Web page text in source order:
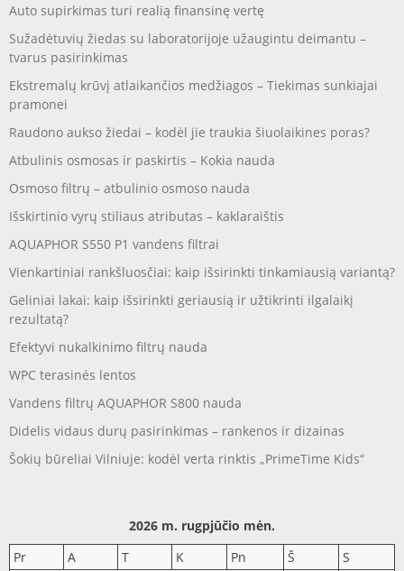
Auto supirkimas turi realią finansinę vertę
Sužadėtuvių žiedas su laboratorijoje užaugintu deimantu –
tvarus pasirinkimas
Ekstremalų krūvį atlaikančios medžiagos – Tiekimas sunkiajai
pramonei
Raudono aukso žiedai – kodėl jie traukia šiuolaikines poras?
Atbulinis osmosas ir paskirtis – Kokia nauda
Osmoso filtrų – atbulinio osmoso nauda
Išskirtinio vyrų stiliaus atributas – kaklaraištis
AQUAPHOR S550 P1 vandens filtrai
Vienkartiniai rankšluosčiai: kaip išsirinkti tinkamiausią variantą?
Geliniai lakai: kaip išsirinkti geriausią ir užtikrinti ilgalaikį
rezultatą?
Efektyvi nukalkinimo filtrų nauda
WPC terasinės lentos
Vandens filtrų AQUAPHOR S800 nauda
Didelis vidaus durų pasirinkimas – rankenos ir dizainas
Šokių būreliai Vilniuje: kodėl verta rinktis „PrimeTime Kids“
2026 m. rugpjūčio mėn.
Pr
A T K Pn Š
S